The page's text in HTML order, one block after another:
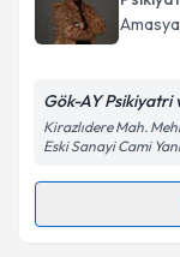
takvim
Kişisel
Amasya
Gök-AY Psikiyatri
Kirazlıdere Mah.
Eski Sanayi Cami
Randevu